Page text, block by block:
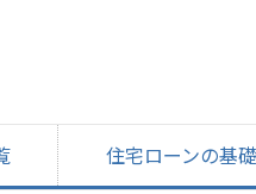
住宅ローンの基